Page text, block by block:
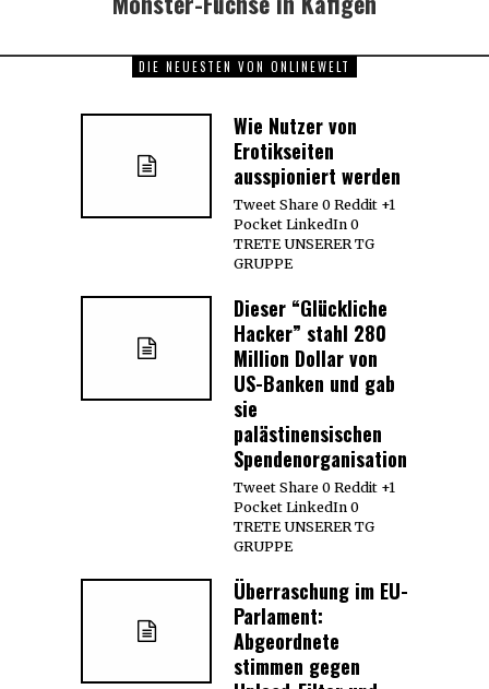
DIE NEUESTEN VON ONLINEWELT
Wie Nutzer von
Erotikseiten
ausspioniert werden
Tweet Share 0 Reddit +1
Pocket LinkedIn 0
TRETE UNSERER TG
GRUPPE
Dieser “Glückliche
Hacker” stahl 280
Million Dollar von
US-Banken und gab
sie
palästinensischen
Spendenorganisationen
Tweet Share 0 Reddit +1
Pocket LinkedIn 0
TRETE UNSERER TG
GRUPPE
Überraschung im EU-
Parlament:
Abgeordnete
stimmen gegen